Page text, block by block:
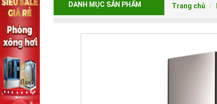
DANH MỤC SẢN PHẨM Trang chủ